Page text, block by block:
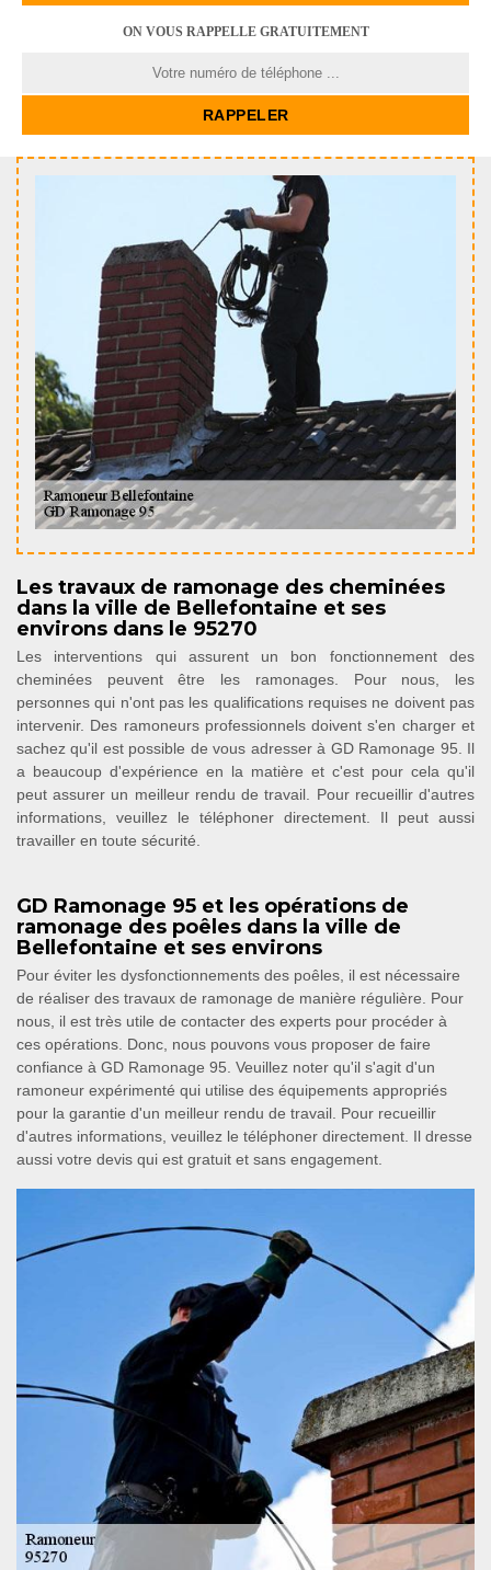
ON VOUS RAPPELLE GRATUITEMENT
Les travaux de ramonage des cheminées
dans la ville de Bellefontaine et ses
environs dans le 95270
Les interventions qui assurent un bon fonctionnement des
cheminées peuvent être les ramonages. Pour nous, les
personnes qui n'ont pas les qualifications requises ne doivent pas
intervenir. Des ramoneurs professionnels doivent s'en charger et
sachez qu'il est possible de vous adresser à GD Ramonage 95. Il
a beaucoup d'expérience en la matière et c'est pour cela qu'il
peut assurer un meilleur rendu de travail. Pour recueillir d'autres
informations, veuillez le téléphoner directement. Il peut aussi
travailler en toute sécurité.
GD Ramonage 95 et les opérations de
ramonage des poêles dans la ville de
Bellefontaine et ses environs
Pour éviter les dysfonctionnements des poêles, il est nécessaire
de réaliser des travaux de ramonage de manière régulière. Pour
nous, il est très utile de contacter des experts pour procéder à
ces opérations. Donc, nous pouvons vous proposer de faire
confiance à GD Ramonage 95. Veuillez noter qu'il s'agit d'un
ramoneur expérimenté qui utilise des équipements appropriés
pour la garantie d'un meilleur rendu de travail. Pour recueillir
d'autres informations, veuillez le téléphoner directement. Il dresse
aussi votre devis qui est gratuit et sans engagement.